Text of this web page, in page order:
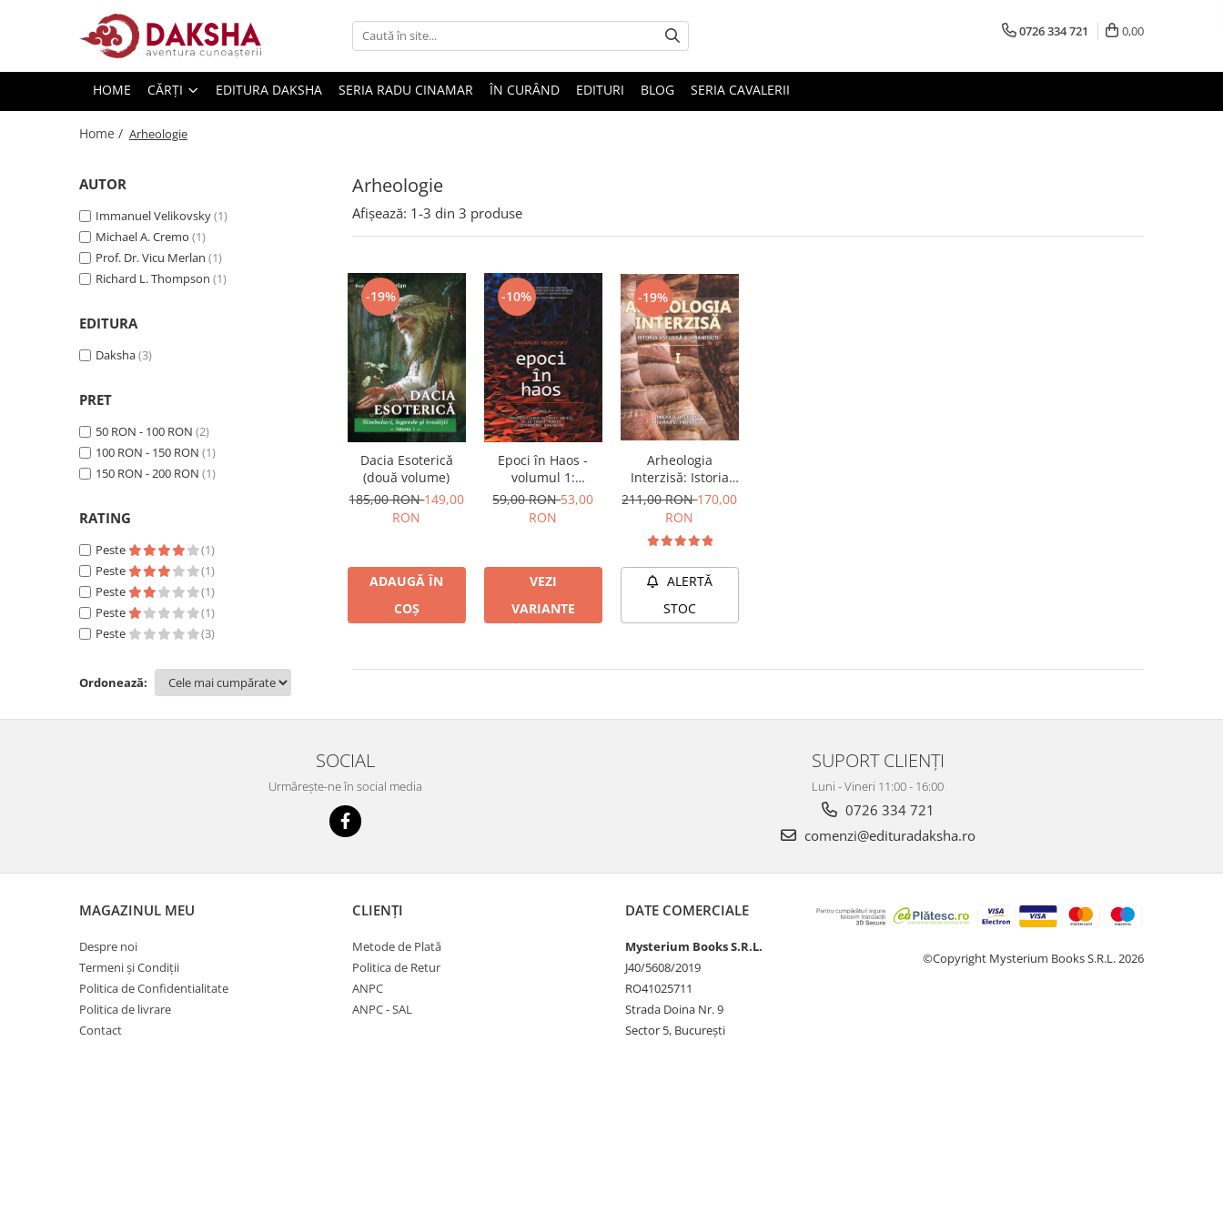
Editura Daksha
Seria Radu Cinamar
Seria David Icke
Seria Immanuel Velikovsky
Spiritualitate
Transformare spirituală
Dezvoltare personală
Seria Chico Xavier
Seria Helena Blavatsky
Viata după moarte
Psihologie practică
Sexualitate
Lumea îngerilor
Seria Masaru Emoto
0726 334 721 0,00
HOME CĂRȚI EDITURA DAKSHA SERIA RADU CINAMAR ÎN CURÂND EDITURI BLOG SERIA CAVALERII
Home / Arheologie
Arheologie
AUTOR
Immanuel Velikovsky(1)
Michael A. Cremo (1)
Prof. Dr. Vicu Merlan (1)
Richard L. Thompson (1)
EDITURA
Daksha(3)
PRET
50 RON - 100 RON (2)
100 RON - 150 RON (1)
150 RON - 200 RON (1)
RATING
Peste
(1)
Peste
(1)
Peste
(1)
Peste
(1)
Peste
(3)
Ordonează:
Afișează: 1-3 din 3 produse
-19%
Dacia Esoterică
(două volume)
185,00 RON149,00
RON
ADAUGĂ ÎN
COȘ
-10%
Epoci în Haos -
volumul 1:
Reconstituirea
istoriei antice de la
Akhenaton
59,00 RON53,00
RON
VEZI
VARIANTE
-19%
Arheologia
Interzisă: Istoria
ascunsă a
umanității, 2
211,00 RON170,00
RON
ALERTĂ
STOC
SOCIAL
Urmărește-ne în social media
SUPORT CLIENȚI
Luni - Vineri 11:00 - 16:00
0726 334 721
comenzi@edituradaksha.ro
MAGAZINUL MEU
Despre noi
Termeni și Condiții
Politica de Confidentialitate
Politica de livrare
Contact
CLIENȚI
Metode de Plată
Politica de Retur
ANPC
ANPC - SAL
DATE COMERCIALE
Mysterium Books S.R.L.
J40/5608/2019
RO41025711
Strada Doina Nr. 9
Sector 5, București
©Copyright Mysterium Books S.R.L. 2026